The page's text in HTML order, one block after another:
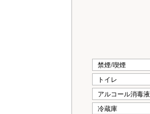
禁煙/喫煙
トイレ
アルコール消毒液
冷蔵庫